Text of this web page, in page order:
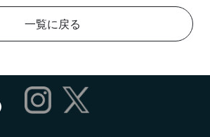
一覧に戻る